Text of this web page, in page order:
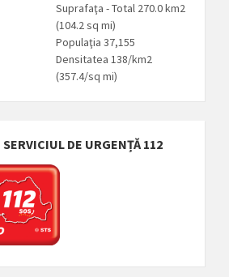
Suprafaţa - Total 270.0 km2
(104.2 sq mi)
Populaţia 37,155
Densitatea 138/km2
(357.4/sq mi)
SERVICIUL DE URGENȚĂ 112